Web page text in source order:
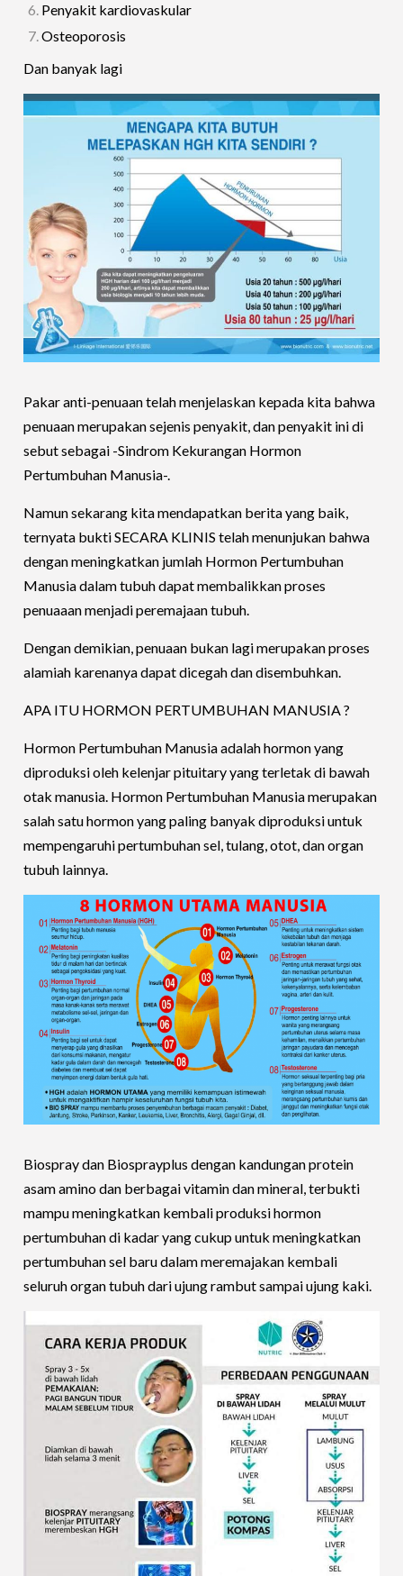
Penyakit kardiovaskular
Osteoporosis
Dan banyak lagi
Pakar anti-penuaan telah menjelaskan kepada kita bahwa
penuaan merupakan sejenis penyakit, dan penyakit ini di
sebut sebagai -Sindrom Kekurangan Hormon
Pertumbuhan Manusia-.
Namun sekarang kita mendapatkan berita yang baik,
ternyata bukti SECARA KLINIS telah menunjukan bahwa
dengan meningkatkan jumlah Hormon Pertumbuhan
Manusia dalam tubuh dapat membalikkan proses
penuaaan menjadi peremajaan tubuh.
Dengan demikian, penuaan bukan lagi merupakan proses
alamiah karenanya dapat dicegah dan disembuhkan.
APA ITU HORMON PERTUMBUHAN MANUSIA ?
Hormon Pertumbuhan Manusia adalah hormon yang
diproduksi oleh kelenjar pituitary yang terletak di bawah
otak manusia. Hormon Pertumbuhan Manusia merupakan
salah satu hormon yang paling banyak diproduksi untuk
mempengaruhi pertumbuhan sel, tulang, otot, dan organ
tubuh lainnya.
Biospray dan Biosprayplus dengan kandungan protein
asam amino dan berbagai vitamin dan mineral, terbukti
mampu meningkatkan kembali produksi hormon
pertumbuhan di kadar yang cukup untuk meningkatkan
pertumbuhan sel baru dalam meremajakan kembali
seluruh organ tubuh dari ujung rambut sampai ujung kaki.